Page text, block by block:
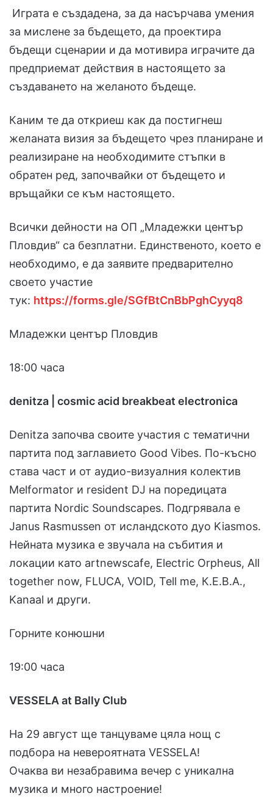
Играта е създадена, за да насърчава умения
за мислене за бъдещето, да проектира
бъдещи сценарии и да мотивира играчите да
предприемат действия в настоящето за
създаването на желаното бъдеще.
Каним те да откриеш как да постигнеш
желаната визия за бъдещето чрез планиране и
реализиране на необходимите стъпки в
обратен ред, започвайки от бъдещето и
връщайки се към настоящето.
Всички дейности на ОП „Младежки център
Пловдив“ са безплатни. Единственото, което е
необходимо, е да заявите предварително
своето участие
тук: https://forms.gle/SGfBtCnBbPghCyyq8
Младежки център Пловдив
18:00 часа
denitza | cosmic acid breakbeat electronica
Denitza започва своите участия с тематични
партита под заглавието Good Vibes. По-късно
става част и от аудио-визуалния колектив
Melformator и resident DJ на поредицата
партита Nordic Soundscapes. Подгрявала е
Janus Rasmussen от исландското дуо Kiasmos.
Нейната музика е звучала на събития и
локации като artnewscafe, Electric Orpheus, All
together now, FLUCA, VOID, Tell me, К.Е.В.А.,
Kanaal и други.
Горните конюшни
19:00 часа
VESSELA at Bally Club
На 29 август ще танцуваме цяла нощ с
подбора на невероятната VESSELA!
Очаква ви незабравима вечер с уникална
музика и много настроение!